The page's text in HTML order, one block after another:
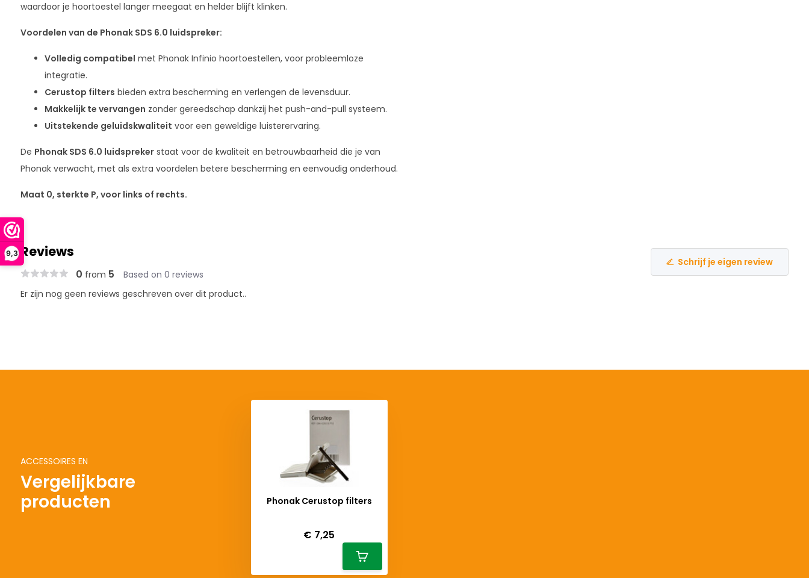
9,3
waardoor je hoortoestel langer meegaat en helder blijft klinken.
Voordelen van de Phonak SDS 6.0 luidspreker:
Volledig compatibel met Phonak Infinio hoortoestellen, voor probleemloze
integratie.
Cerustop filters bieden extra bescherming en verlengen de levensduur.
Makkelijk te vervangen zonder gereedschap dankzij het push-and-pull systeem.
Uitstekende geluidskwaliteit voor een geweldige luisterervaring.
De Phonak SDS 6.0 luidsprekerstaat voor de kwaliteit en betrouwbaarheid die je van
Phonak verwacht, met als extra voordelen betere bescherming en eenvoudig onderhoud.
Maat 0, sterkte P, voor links of rechts.
Reviews
0 from 5 Based on 0 reviews
Schrijf je eigen review
Er zijn nog geen reviews geschreven over dit product..
ACCESSOIRES EN
Vergelijkbare
producten
Phonak Cerustop filters
€ 7,25